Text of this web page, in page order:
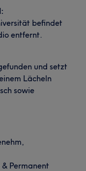
befindet
entfernt.
und setzt
Lächeln
sowie
Permanent